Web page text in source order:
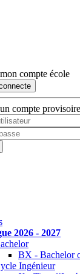
compte école
compte provisoire
2026 - 2027
BX - Bachelor
Ingénieur